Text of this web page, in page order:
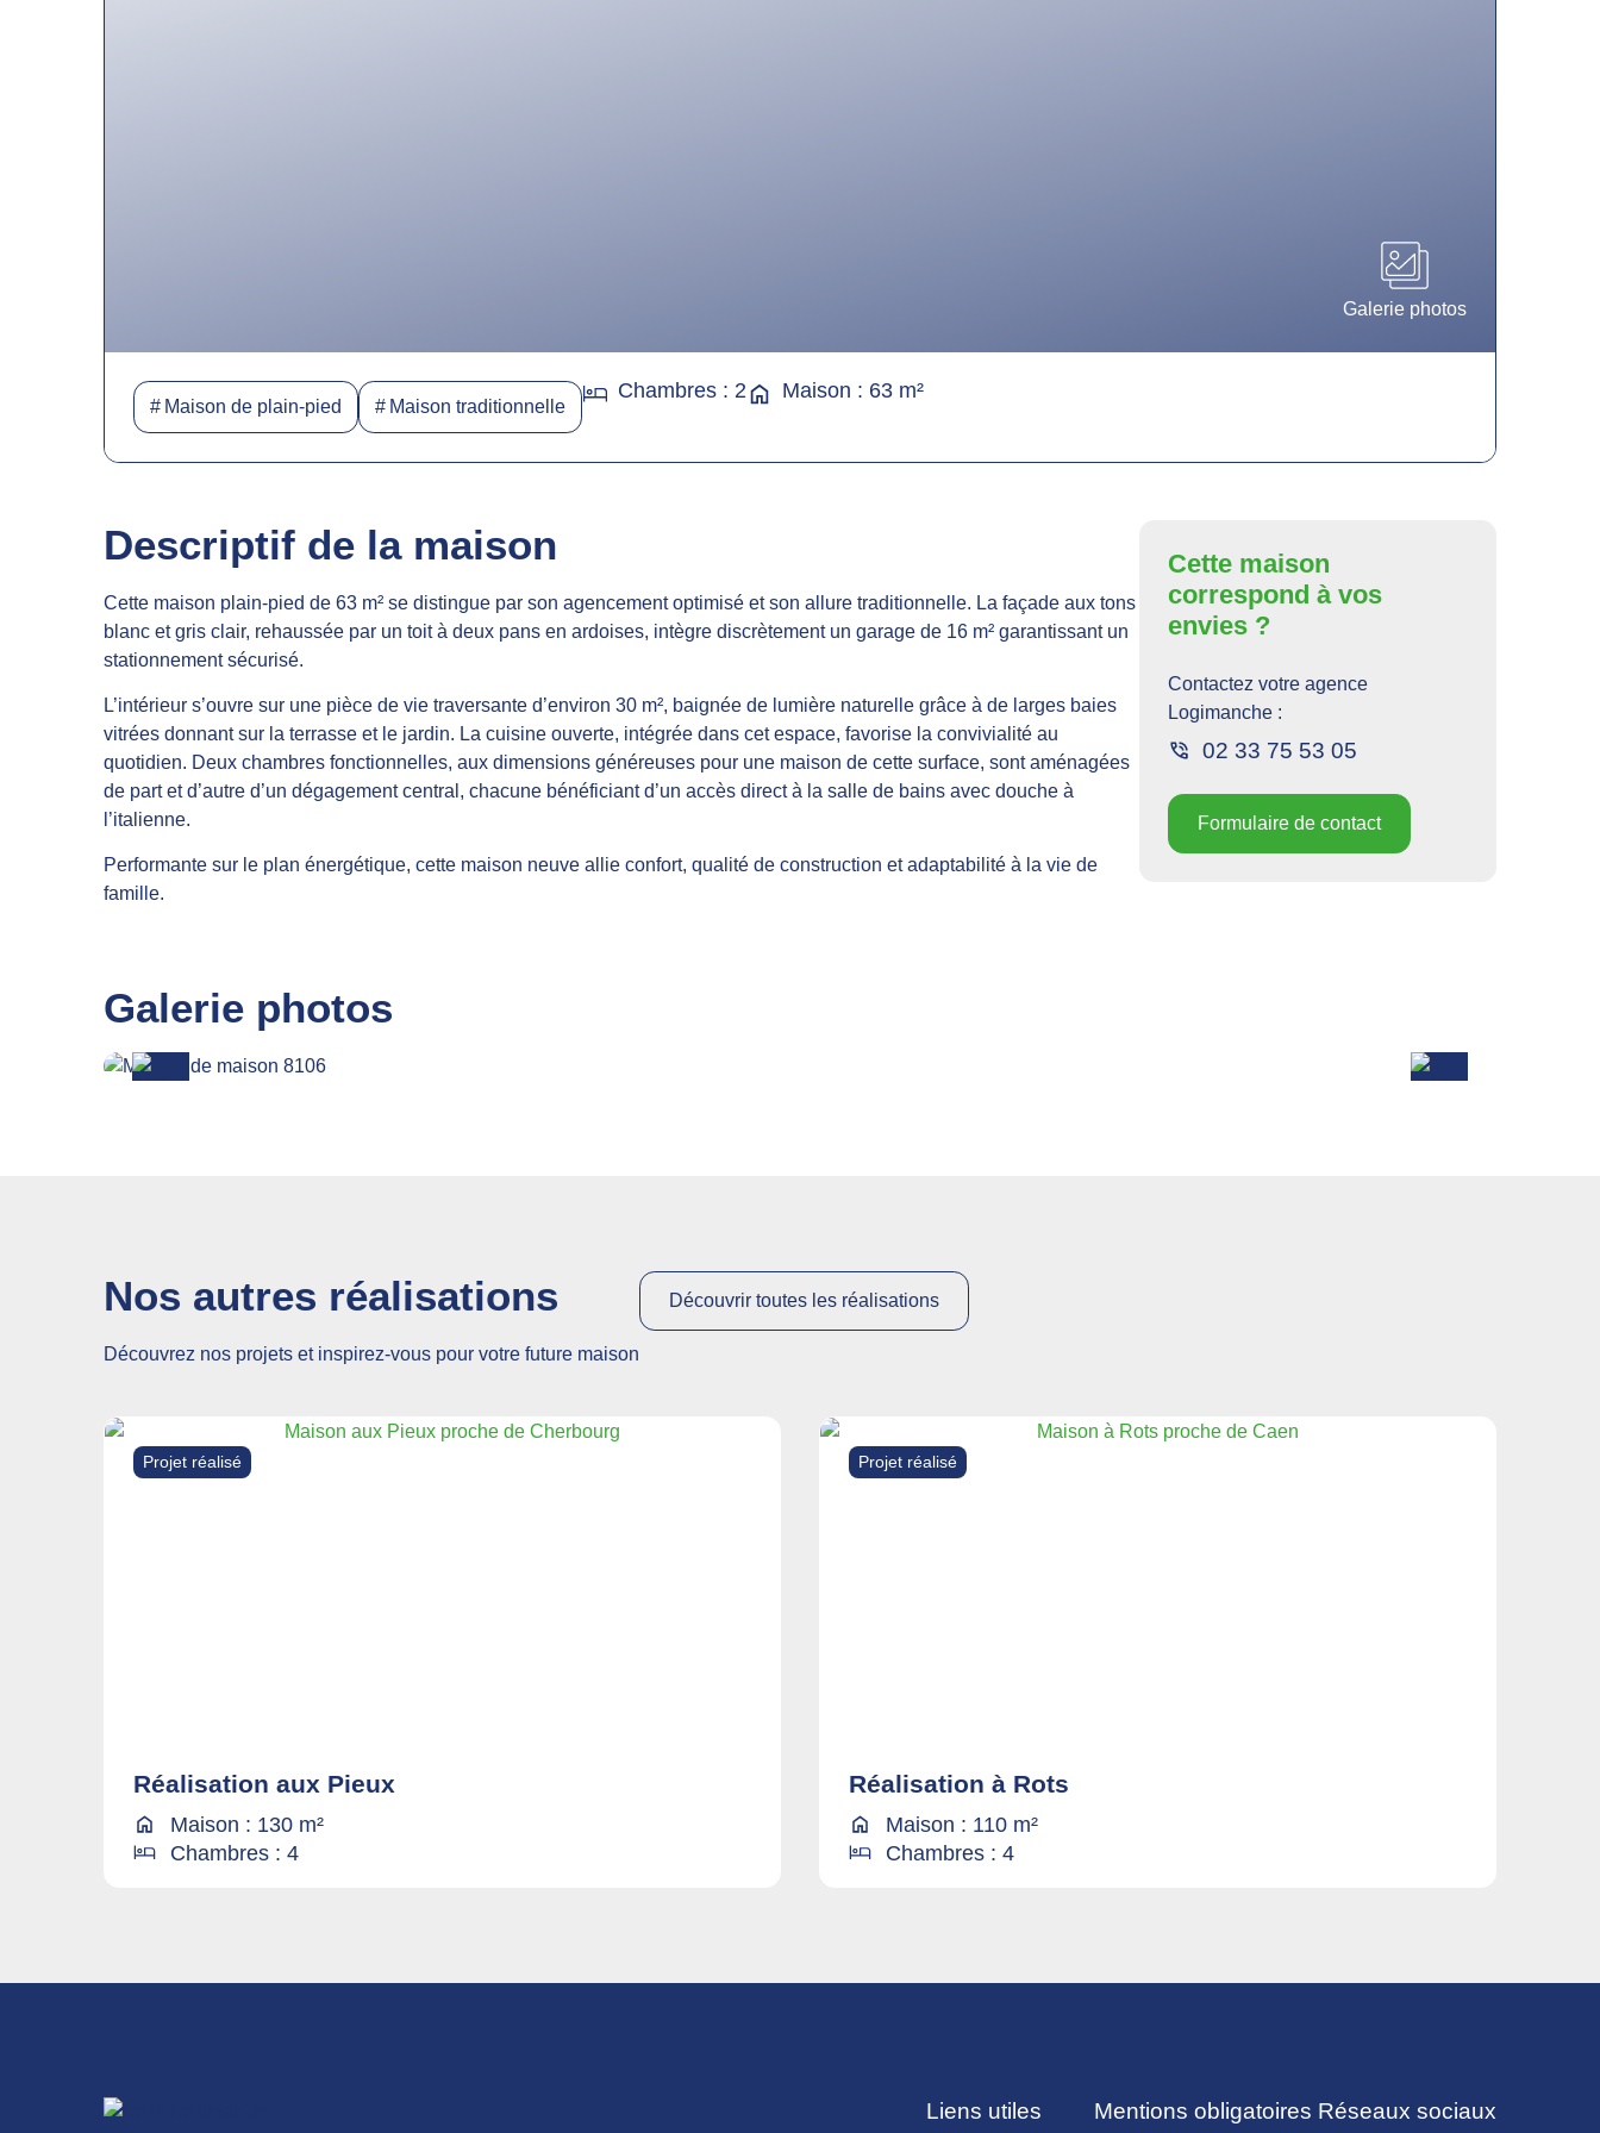
Galerie photos
Maison de plain-pied Maison traditionnelle
Chambres : 2 Maison : 63 m²
Descriptif de la maison
Cette maison plain-pied de 63 m² se distingue par son agencement optimisé et son allure traditionnelle. La façade aux tons
blanc et gris clair, rehaussée par un toit à deux pans en ardoises, intègre discrètement un garage de 16 m² garantissant un
stationnement sécurisé.
L’intérieur s’ouvre sur une pièce de vie traversante d’environ 30 m², baignée de lumière naturelle grâce à de larges baies
vitrées donnant sur la terrasse et le jardin. La cuisine ouverte, intégrée dans cet espace, favorise la convivialité au
quotidien. Deux chambres fonctionnelles, aux dimensions généreuses pour une maison de cette surface, sont aménagées
de part et d’autre d’un dégagement central, chacune bénéficiant d’un accès direct à la salle de bains avec douche à
l’italienne.
Performante sur le plan énergétique, cette maison neuve allie confort, qualité de construction et adaptabilité à la vie de
famille.
Cette maison
correspond à vos
envies ?
Contactez votre agence
Logimanche :
02 33 75 53 05
Formulaire de contact
Galerie photos
Nos autres réalisations
Découvrez nos projets et inspirez-vous pour votre future maison
Découvrir toutes les réalisations
Projet réalisé
Réalisation aux Pieux
Maison : 130 m²
Chambres : 4
Projet réalisé
Réalisation à Rots
Maison : 110 m²
Chambres : 4
Liens utiles Mentions obligatoires Réseaux sociaux